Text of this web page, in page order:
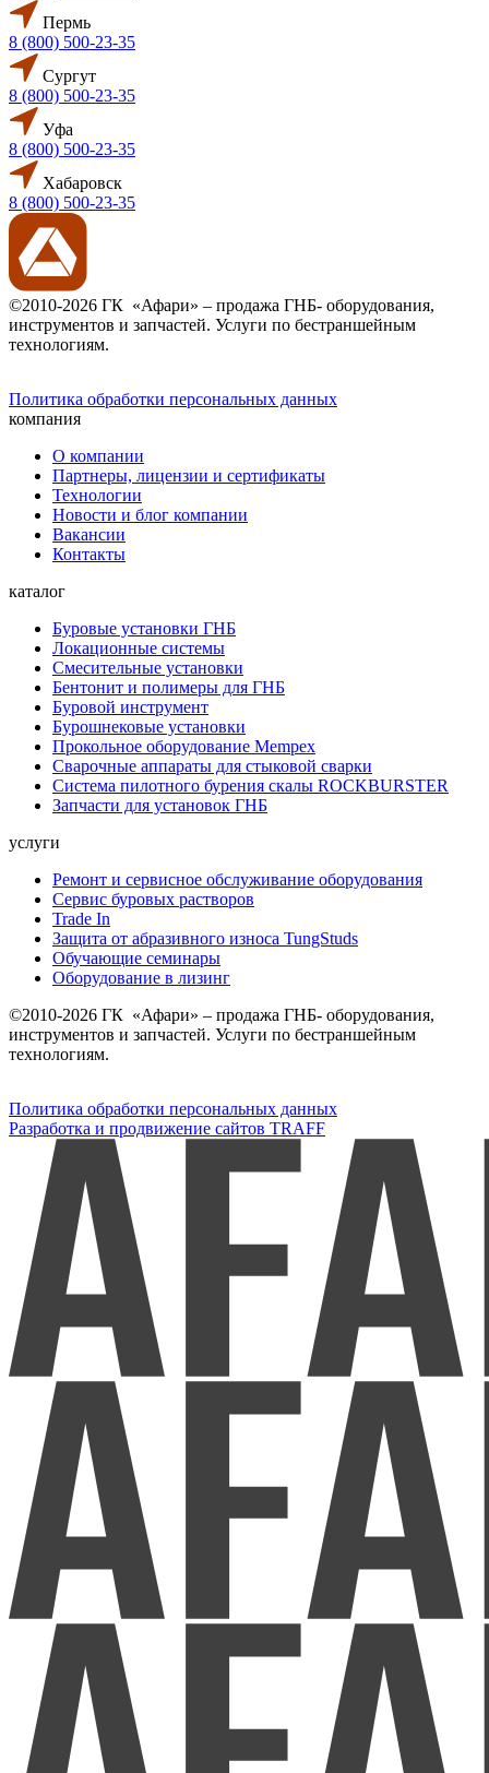
Пермь
8 (800) 500-23-35
Сургут
8 (800) 500-23-35
Уфа
8 (800) 500-23-35
Хабаровск
8 (800) 500-23-35
©2010-2026 ГК «Афари» – продажа ГНБ- оборудования,
инструментов и запчастей. Услуги по бестраншейным
технологиям.
Политика обработки персональных данных
компания
О компании
Партнеры, лицензии и сертификаты
Технологии
Новости и блог компании
Вакансии
Контакты
каталог
Буровые установки ГНБ
Локационные системы
Смесительные установки
Бентонит и полимеры для ГНБ
Буровой инструмент
Бурошнековые установки
Прокольное оборудование Mempex
Сварочные аппараты для стыковой сварки
Система пилотного бурения скалы ROCKBURSTER
Запчасти для установок ГНБ
услуги
Ремонт и сервисное обслуживание оборудования
Сервис буровых растворов
Trade In
Защита от абразивного износа TungStuds
Обучающие семинары
Оборудование в лизинг
©2010-2026 ГК «Афари» – продажа ГНБ- оборудования,
инструментов и запчастей. Услуги по бестраншейным
технологиям.
Политика обработки персональных данных
Разработка и продвижение сайтов TRAFF